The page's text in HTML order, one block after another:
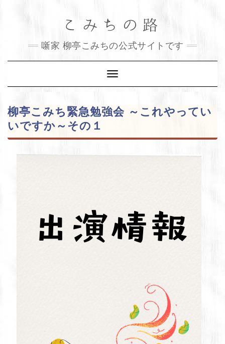
こみちの路
噺家 柳亭こみちの公式サイトです
Toggle
Navigation
柳亭こみち緊急勉強会 ～これやってい
いですか～その１